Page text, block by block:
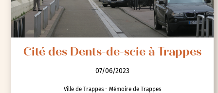
Cité des Dents-de-scie à Trappes
07/06/2023
Ville de Trappes - Mémoire de Trappes